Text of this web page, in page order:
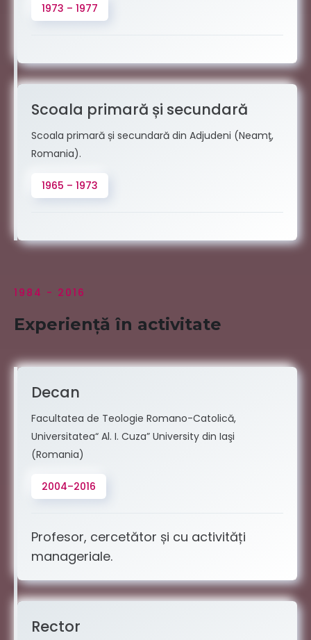
1973 – 1977
Scoala primară și secundară
Scoala primară și secundară din Adjudeni (Neamţ,
Romania).
1965 – 1973
1984 - 2016
Experiență în activitate
Decan
Facultatea de Teologie Romano-Catolică,
Universitatea“ Al. I. Cuza” University din Iaşi
(Romania)
2004–2016
Profesor, cercetător și cu activități
manageriale.
Rector